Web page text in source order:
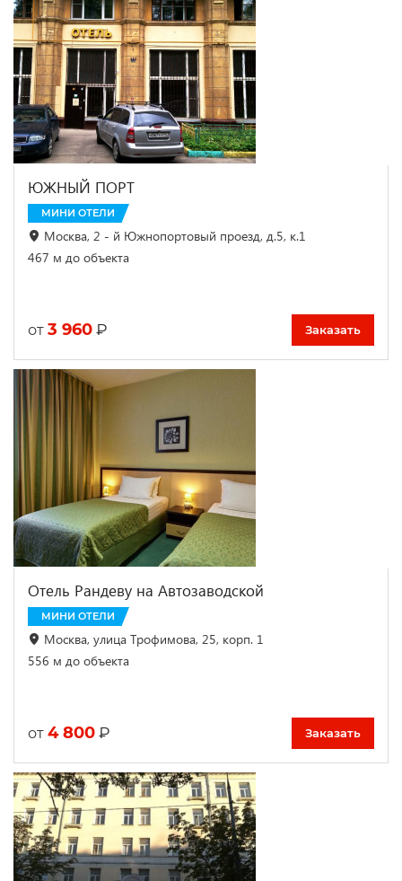
ЮЖНЫЙ ПОРТ
МИНИ ОТЕЛИ
Москва, 2 - й Южнопортовый проезд, д.5, к.1
467 м до объекта
от 3 960 ₽ Заказать
Отель Рандеву на Автозаводской
МИНИ ОТЕЛИ
Москва, улица Трофимова, 25, корп. 1
556 м до объекта
от 4 800 ₽ Заказать